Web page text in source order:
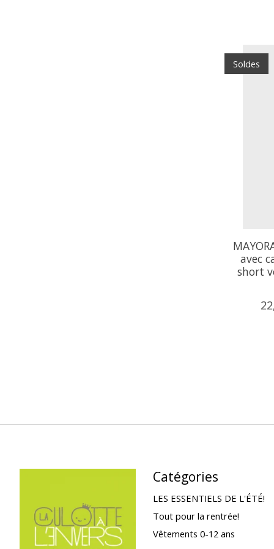
Soldes
avec
short
Catégories
LES ESSENTIELS DE L'ÉTÉ!
Tout pour la rentrée!
Vêtements 0-12 ans